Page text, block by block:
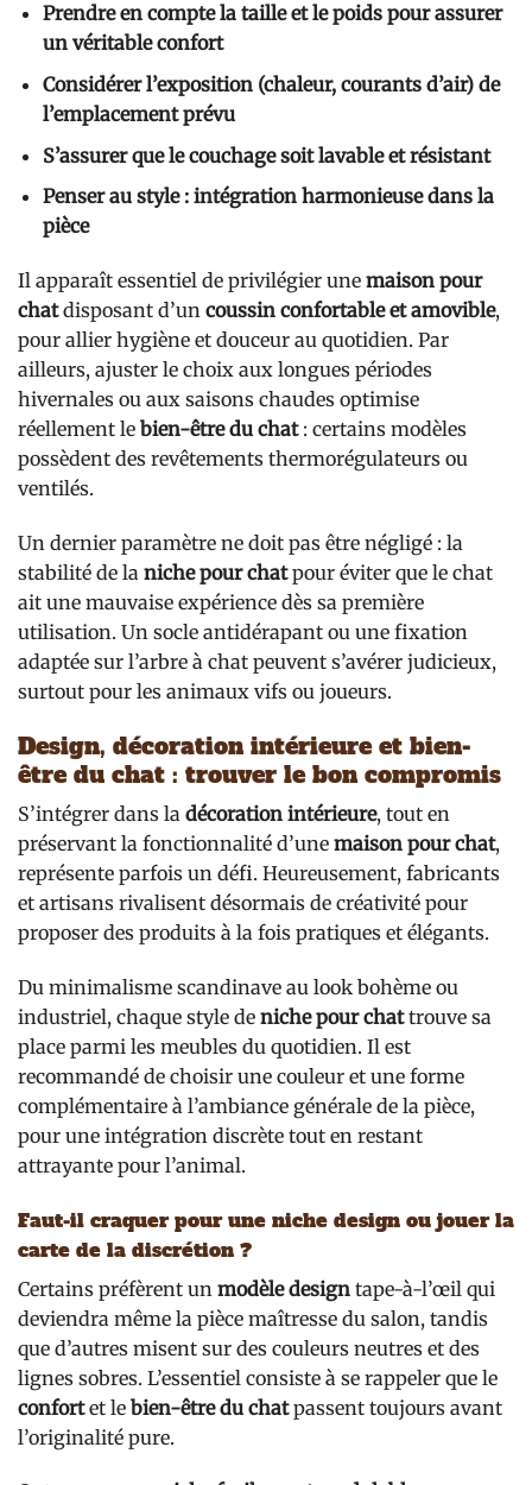
Prendre en compte la taille et le poids pour assurer
un véritable confort
Considérer l’exposition (chaleur, courants d’air) de
l’emplacement prévu
S’assurer que le couchage soit lavable et résistant
Penser au style : intégration harmonieuse dans la
pièce
Il apparaît essentiel de privilégier une maison pour
chatdisposant d’un coussin confortable et amovible,
pour allier hygiène et douceur au quotidien. Par
ailleurs, ajuster le choix aux longues périodes
hivernales ou aux saisons chaudes optimise
réellement le bien-être du chat: certains modèles
possèdent des revêtements thermorégulateurs ou
ventilés.
Un dernier paramètre ne doit pas être négligé : la
stabilité de la niche pour chatpour éviter que le chat
ait une mauvaise expérience dès sa première
utilisation. Un socle antidérapant ou une fixation
adaptée sur l’arbre à chat peuvent s’avérer judicieux,
surtout pour les animaux vifs ou joueurs.
Design, décoration intérieure et bien-
être du chat : trouver le bon compromis
S’intégrer dans la décoration intérieure, tout en
préservant la fonctionnalité d’une maison pour chat,
représente parfois un défi. Heureusement, fabricants
et artisans rivalisent désormais de créativité pour
proposer des produits à la fois pratiques et élégants.
Du minimalisme scandinave au look bohème ou
industriel, chaque style de niche pour chattrouve sa
place parmi les meubles du quotidien. Il est
recommandé de choisir une couleur et une forme
complémentaire à l’ambiance générale de la pièce,
pour une intégration discrète tout en restant
attrayante pour l’animal.
Faut-il craquer pour une niche design ou jouer la
carte de la discrétion ?
Certains préfèrent un modèle design tape-à-l’œil qui
deviendra même la pièce maîtresse du salon, tandis
que d’autres misent sur des couleurs neutres et des
lignes sobres. L’essentiel consiste à se rappeler que le
confortet le bien-être du chatpassent toujours avant
l’originalité pure.